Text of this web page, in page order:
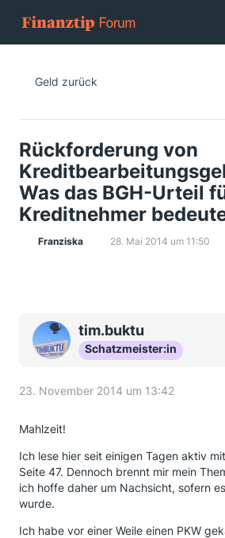
Geld zurück
Rückforderung von
Was das BGH-Urteil
Kreditnehmer
Franziska 28. Mai 2014 um 11:50
tim.buktu
Schatzmeister:in
23. November 2014 um 13:42
Mahlzeit!
Ich lese hier seit einigen Tagen aktiv
Seite 47. Dennoch brennt mir mein
ich hoffe daher um Nachsicht, sofern
wurde.
Ich habe vor einer Weile einen PKW